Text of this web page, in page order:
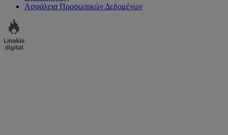
Ασφάλεια Προσωπικών Δεδομένων